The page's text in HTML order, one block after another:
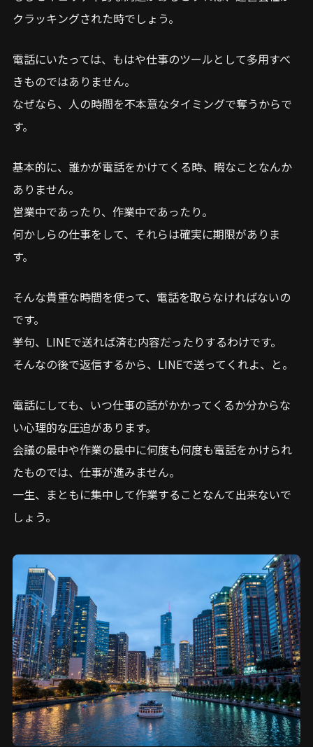
クラッキングされた時でしょう。
電話にいたっては、もはや仕事のツールとして多用すべ
きものではありません。
なぜなら、人の時間を不本意なタイミングで奪うからで
す。
基本的に、誰かが電話をかけてくる時、暇なことなんか
ありません。
営業中であったり、作業中であったり。
何かしらの仕事をして、それらは確実に期限がありま
す。
そんな貴重な時間を使って、電話を取らなければないの
です。
挙句、LINEで送れば済む内容だったりするわけです。
そんなの後で返信するから、LINEで送ってくれよ、と。
電話にしても、いつ仕事の話がかかってくるか分からな
い心理的な圧迫があります。
会議の最中や作業の最中に何度も何度も電話をかけられ
たものでは、仕事が進みません。
一生、まともに集中して作業することなんて出来ないで
しょう。